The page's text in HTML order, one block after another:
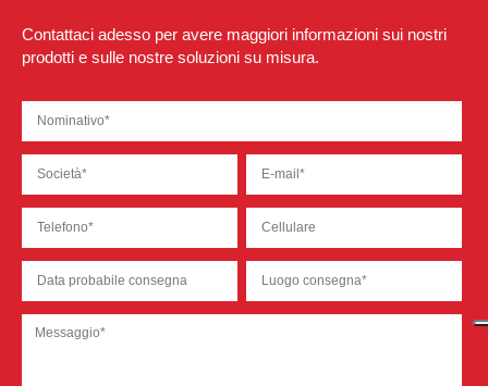
Contattaci adesso per avere maggiori informazioni sui nostri
prodotti e sulle nostre soluzioni su misura.